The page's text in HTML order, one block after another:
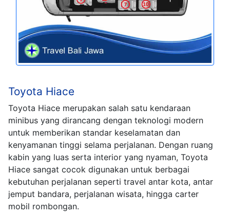
Toyota Hiace
Toyota Hiace merupakan salah satu kendaraan
minibus yang dirancang dengan teknologi modern
untuk memberikan standar keselamatan dan
kenyamanan tinggi selama perjalanan. Dengan ruang
kabin yang luas serta interior yang nyaman, Toyota
Hiace sangat cocok digunakan untuk berbagai
kebutuhan perjalanan seperti travel antar kota, antar
jemput bandara, perjalanan wisata, hingga carter
mobil rombongan.